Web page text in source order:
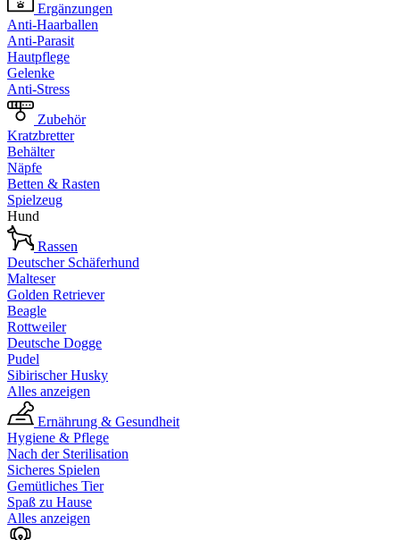
Ergänzungen
Anti-Haarballen
Anti-Parasit
Hautpflege
Gelenke
Anti-Stress
Zubehör
Kratzbretter
Behälter
Näpfe
Betten & Rasten
Spielzeug
Hund
Rassen
Deutscher Schäferhund
Malteser
Golden Retriever
Beagle
Rottweiler
Deutsche Dogge
Pudel
Sibirischer Husky
Alles anzeigen
Ernährung & Gesundheit
Hygiene & Pflege
Nach der Sterilisation
Sicheres Spielen
Gemütliches Tier
Spaß zu Hause
Alles anzeigen